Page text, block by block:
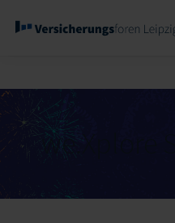
we.Xplore